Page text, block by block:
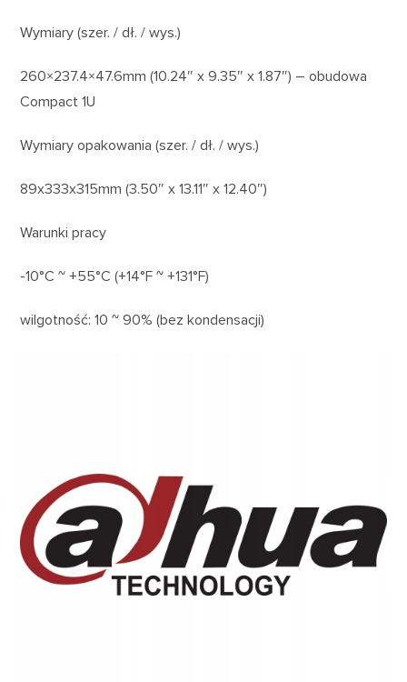
Wymiary (szer. / dł. / wys.)
260×237.4×47.6mm (10.24″ x 9.35″ x 1.87″) – obudowa
Compact 1U
Wymiary opakowania (szer. / dł. / wys.)
89x333x315mm (3.50″ x 13.11″ x 12.40″)
Warunki pracy
-10°C ~ +55°C (+14°F ~ +131°F)
wilgotność: 10 ~ 90% (bez kondensacji)